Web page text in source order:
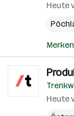
Heute
Merken
Heute